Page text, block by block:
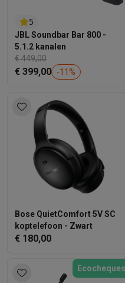
5
JBL Soundbar Bar 800 -
5.1.2 kanalen
€ 449,00
€ 399,00 -11 %
Bose QuietComfort 5V SC
koptelefoon - Zwart
€ 180,00
Ecocheques